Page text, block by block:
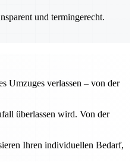
und termingerecht.
Umzuges verlassen – von der
überlassen wird. Von der
Ihren individuellen Bedarf,